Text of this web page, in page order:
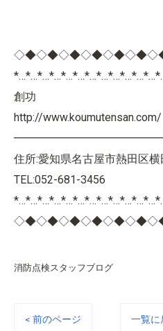
創功
http://www.koumutensan.com/
住所:愛知県名古屋市熱田区
TEL:052-681-3456
消防点検スタッフブログ
< 前のページ 一覧に